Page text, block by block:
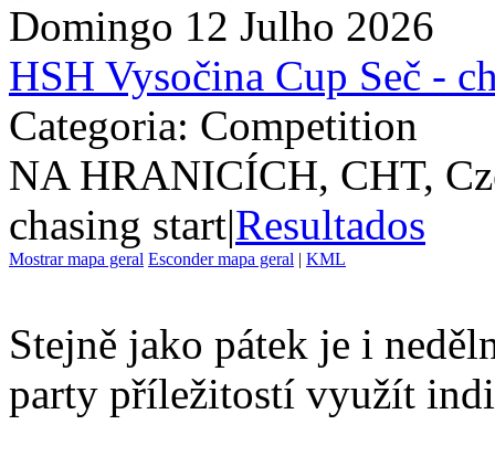
Domingo 12 Julho 2026
HSH Vysočina Cup Seč -
Categoria: Competition
NA HRANICÍCH, CHT,
chasing start|Resultados
Mostrar mapa geral Esconder mapa geral | KML
Stejně jako pátek je i
party příležitostí využít